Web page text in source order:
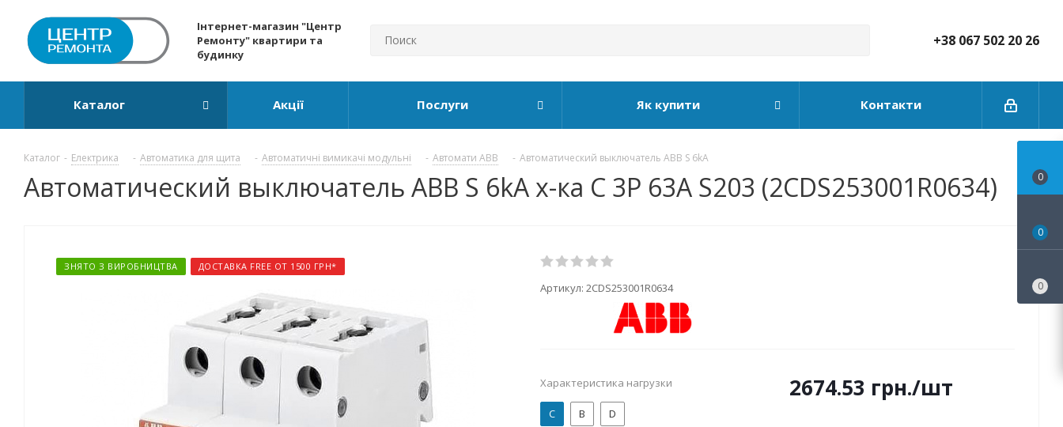
Інтернет-магазин "Центр
Ремонту" квартири та
будинку
+38 067 502 20 26
Каталог Акції Послуги Як купити Контакти
Каталог - Електрика - Автоматика для щита - Автоматичні вимикачі модульні - Автомати ABB - Автоматический выключатель ABB S 6kA
Автоматический выключатель ABB S 6kA х-ка C 3P 63А S203 (2CDS253001R0634)
ЗНЯТО З ВИРОБНИЦТВА ДОСТАВКА FREE ОТ 1500 ГРН*
Артикул: 2CDS253001R0634
Характеристика нагрузки
C B D
2674.53 грн./шт
0
0
0